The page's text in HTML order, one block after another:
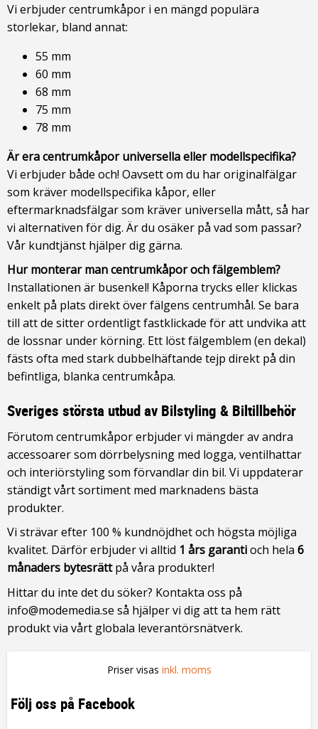
Vi erbjuder centrumkåpor i en mängd populära
storlekar, bland annat:
55 mm
60 mm
68 mm
75 mm
78 mm
Är era centrumkåpor universella eller modellspecifika?
Vi erbjuder både och! Oavsett om du har originalfälgar
som kräver modellspecifika kåpor, eller
eftermarknadsfälgar som kräver universella mått, så har
vi alternativen för dig. Är du osäker på vad som passar?
Vår kundtjänst hjälper dig gärna.
Hur monterar man centrumkåpor och fälgemblem?
Installationen är busenkel! Kåporna trycks eller klickas
enkelt på plats direkt över fälgens centrumhål. Se bara
till att de sitter ordentligt fastklickade för att undvika att
de lossnar under körning. Ett löst fälgemblem (en dekal)
fästs ofta med stark dubbelhäftande tejp direkt på din
befintliga, blanka centrumkåpa.
Sveriges största utbud av Bilstyling & Biltillbehör
Förutom centrumkåpor erbjuder vi mängder av andra
accessoarer som dörrbelysning med logga, ventilhattar
och interiörstyling som förvandlar din bil. Vi uppdaterar
ständigt vårt sortiment med marknadens bästa
produkter.
Vi strävar efter 100 % kundnöjdhet och högsta möjliga
kvalitet. Därför erbjuder vi alltid 1 års garantioch hela 6
månaders bytesrättpå våra produkter!
Hittar du inte det du söker? Kontakta oss på
info@modemedia.se så hjälper vi dig att ta hem rätt
produkt via vårt globala leverantörsnätverk.
Priser visas inkl. moms
Följ oss på Facebook